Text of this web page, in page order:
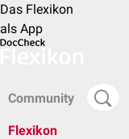
Das Flexikon
als App
Community
Flexikon